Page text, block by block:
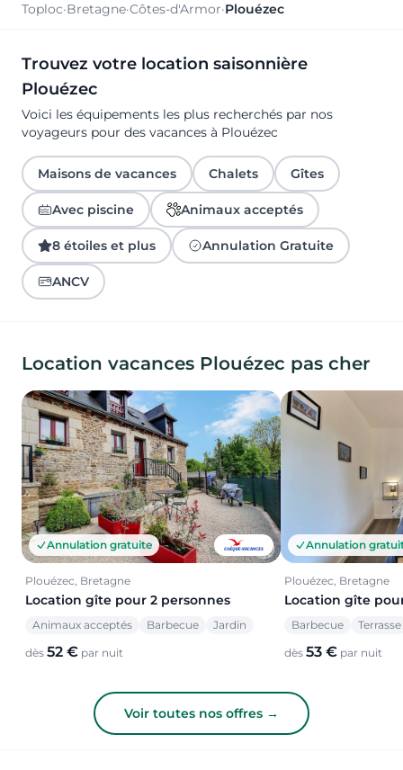
Toploc·Bretagne·Côtes-d'Armor·Plouézec
Trouvez votre location saisonnière
Plouézec
Voici les équipements les plus recherchés par nos
voyageurs pour des vacances à Plouézec
Maisons de vacances Chalets Gîtes
Avec piscine Animaux acceptés
8 étoiles et plus Annulation Gratuite
ANCV
Location vacances Plouézec pas cher
Annulation gratuite
Plouézec, Bretagne
Location gîte pour 2 personnes
Animaux acceptés Barbecue Jardin
dès 52 € par nuit
Annulation
Plouézec, Bretagne
Location gîte
Barbecue Terrasse
dès 53 € par nuit
Voir toutes nos offres →